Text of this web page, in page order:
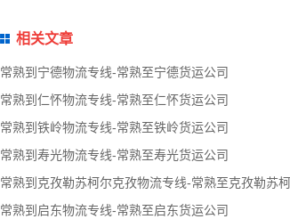
相关文章
常熟到宁德物流专线-常熟至宁德货运公司
常熟到仁怀物流专线-常熟至仁怀货运公司
常熟到铁岭物流专线-常熟至铁岭货运公司
常熟到寿光物流专线-常熟至寿光货运公司
常熟到克孜勒苏柯尔克孜物流专线-常熟至克孜勒苏
常熟到启东物流专线-常熟至启东货运公司